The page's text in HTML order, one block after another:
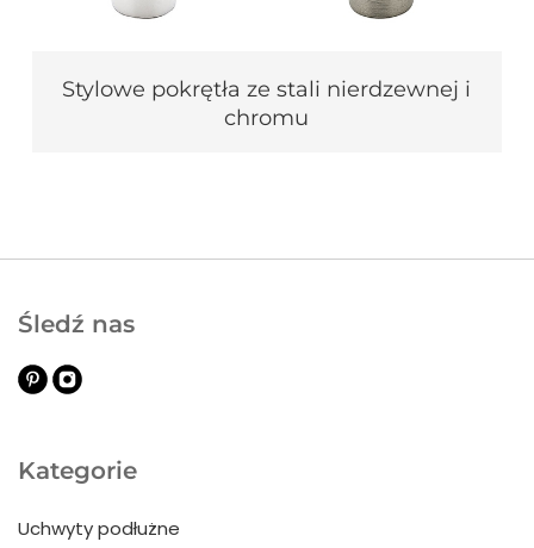
Stylowe pokrętła ze stali nierdzewnej i
chromu
Kategorie
Uchwyty podłużne
Śledź nas